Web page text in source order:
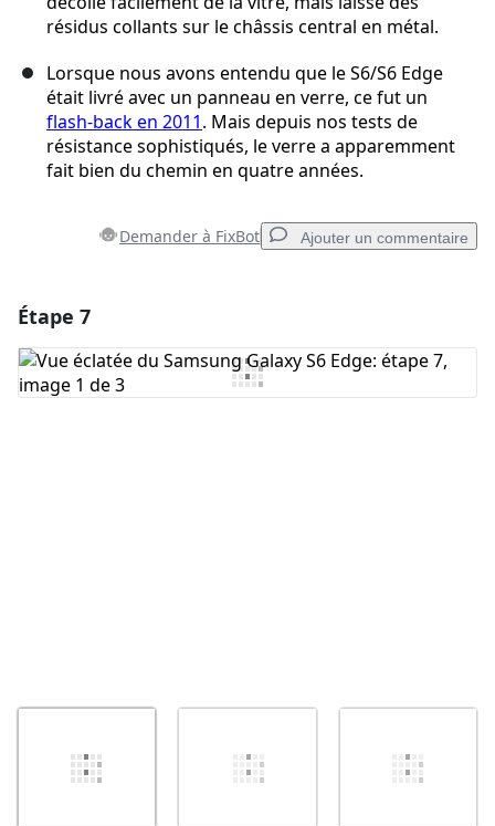
résidus collants sur le châssis central en métal.
Lorsque nous avons entendu que le S6/S6 Edge
était livré avec un panneau en verre, ce fut un
flash-back en 2011. Mais depuis nos tests de
résistance sophistiqués, le verre a apparemment
fait bien du chemin en quatre années.
Demander à FixBot Ajouter un commentaire
Ajouter un commentaire
Étape 7